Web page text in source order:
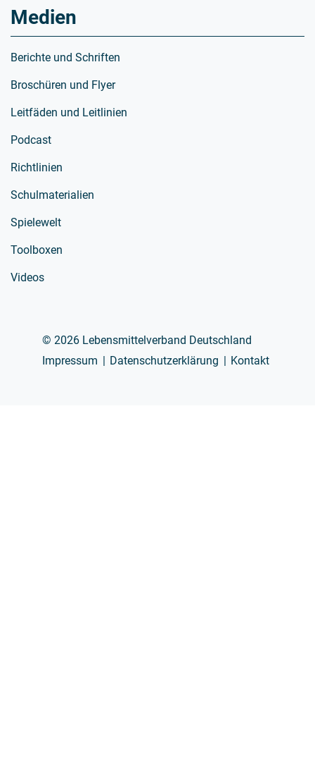
Medien
Berichte und Schriften
Broschüren und Flyer
Leitfäden und Leitlinien
Podcast
Richtlinien
Schulmaterialien
Spielewelt
Toolboxen
Videos
© 2026 Lebensmittelverband Deutschland
Impressum
Datenschutzerklärung Kontakt